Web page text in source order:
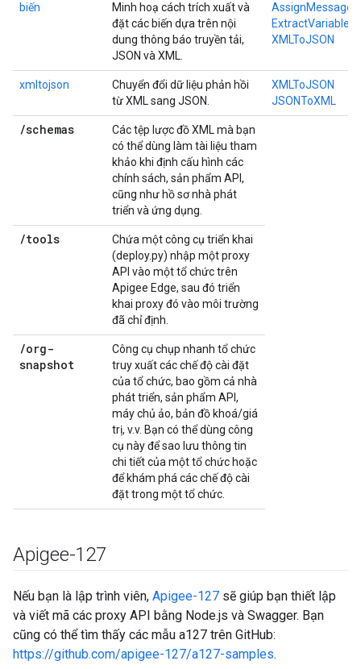
biến
Minh hoạ cách trích xuất và
đặt các biến dựa trên nội
dung thông báo truyền tải,
JSON và XML.
AssignMessage
ExtractVariables
XMLToJSON
xmltojson
Chuyển đổi dữ liệu phản hồi
từ XML sang JSON.
XMLToJSON
JSONToXML
/schemas
Các tệp lược đồ XML mà bạn
có thể dùng làm tài liệu tham
khảo khi định cấu hình các
chính sách, sản phẩm API,
cũng như hồ sơ nhà phát
triển và ứng dụng.
/tools
Chứa một công cụ triển khai
(deploy.py) nhập một proxy
API vào một tổ chức trên
Apigee Edge, sau đó triển
khai proxy đó vào môi trường
đã chỉ định.
/org-
snapshot
Công cụ chụp nhanh tổ chức
truy xuất các chế độ cài đặt
của tổ chức, bao gồm cả nhà
phát triển, sản phẩm API,
máy chủ ảo, bản đồ khoá/giá
trị, v.v. Bạn có thể dùng công
cụ này để sao lưu thông tin
chi tiết của một tổ chức hoặc
để khám phá các chế độ cài
đặt trong một tổ chức.
Apigee-127
Nếu bạn là lập trình viên, Apigee-127 sẽ giúp bạn thiết lập
và viết mã các proxy API bằng Node.js và Swagger. Bạn
cũng có thể tìm thấy các mẫu a127 trên GitHub:
https://github.com/apigee-127/a127-samples.